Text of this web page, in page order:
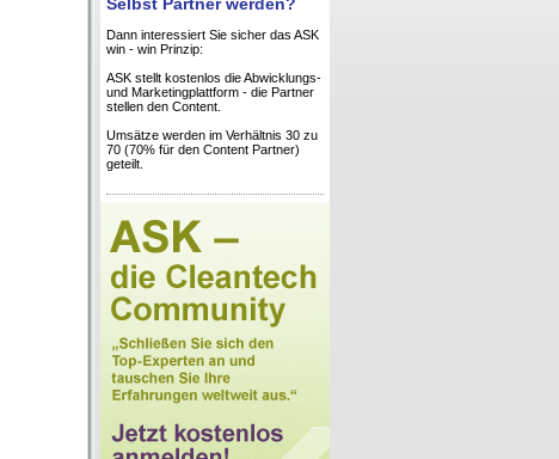
Selbst Partner werden?
Dann interessiert Sie sicher das ASK
win - win Prinzip:
ASK stellt kostenlos die Abwicklungs-
und Marketingplattform - die Partner
stellen den Content.
Umsätze werden im Verhältnis 30 zu
70 (70% für den Content Partner)
geteilt.